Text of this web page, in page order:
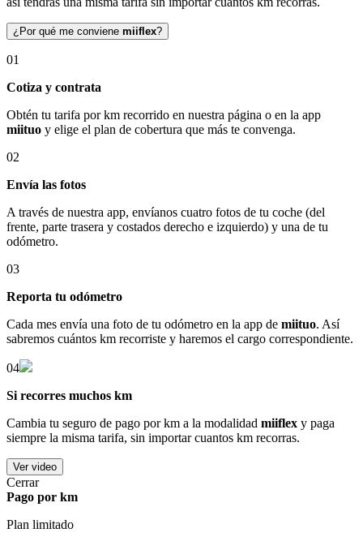
¿Por qué me conviene miiflex?
01
Cotiza y contrata
Obtén tu tarifa por km recorrido en nuestra página o en la app
miituo y elige el plan de cobertura que más te convenga.
02
Envía las fotos
A través de nuestra app, envíanos cuatro fotos de tu coche (del
frente, parte trasera y costados derecho e izquierdo) y una de tu
odómetro.
03
Reporta tu odómetro
Cada mes envía una foto de tu odómetro en la app de miituo. Así
sabremos cuántos km recorriste y haremos el cargo correspondiente.
04
Si recorres muchos km
Cambia tu seguro de pago por km a la modalidad miiflex y paga
siempre la misma tarifa, sin importar cuantos km recorras.
Ver video
Cerrar
Pago por km
Plan limitado